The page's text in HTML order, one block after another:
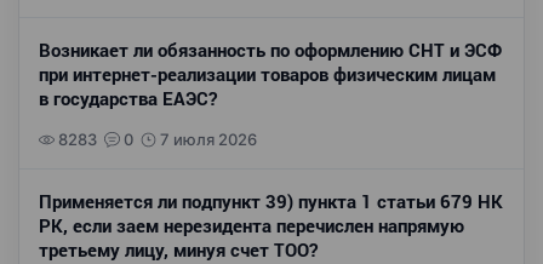
Возникает ли обязанность по оформлению СНТ и ЭСФ
при интернет-реализации товаров физическим лицам
в государства ЕАЭС?
8283 0 7 июля 2026
Применяется ли подпункт 39) пункта 1 статьи 679 НК
РК, если заем нерезидента перечислен напрямую
третьему лицу, минуя счет ТОО?